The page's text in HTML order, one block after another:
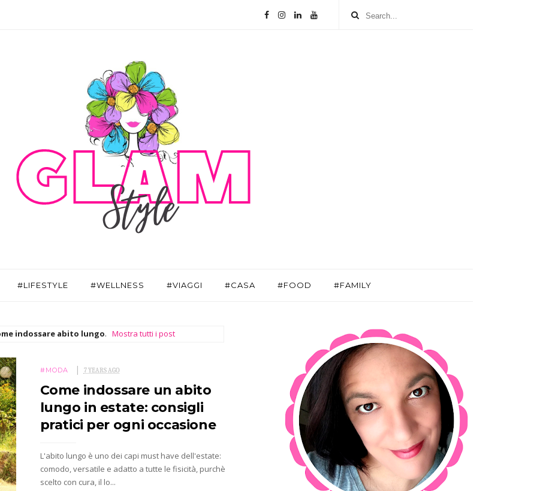
#LIFESTYLE #WELLNESS #VIAGGI #CASA #FOOD #FAMILY
indossare abito lungo. Mostra tutti i post
#MODA 7 YEARS AGO
Come indossare un abito
lungo in estate: consigli
pratici per ogni occasione
L'abito lungo è uno dei capi must have dell'estate:
comodo, versatile e adatto a tutte le fisicità, purchè
scelto con cura, il lo...